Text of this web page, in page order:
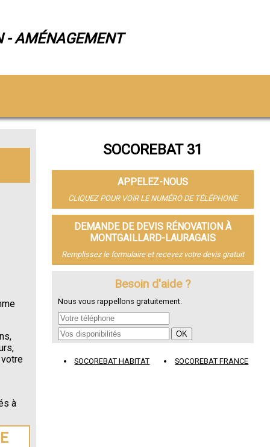
- AMÉNAGEMENT
à
SOCOREBAT 31
APPELEZ-NOUS
CLIQUEZ POUR VOIR LE NUMÉRO DE TÉLÉPHONE
DEMANDE DE DEVIS RÉNOVATION À
MONTGAILLARD-LAURAGAIS
Remplissez le formulaire et recevez votre devis gratuit
Besoin d'aide ?
Nous vous rappellons gratuitement.
SOCOREBAT HABITAT SOCOREBAT FRANCE